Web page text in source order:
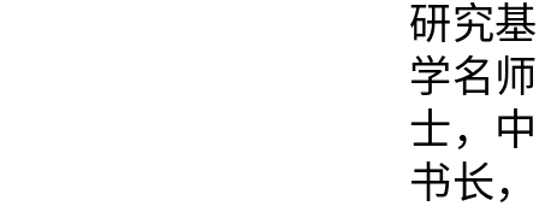
研究
学名
士，
书长